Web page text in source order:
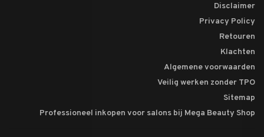
Disclaimer
Privacy Policy
Retouren
Klachten
Algemene voorwaarden
Veilig werken zonder TPO
Sitemap
Professioneel inkopen voor salons bij Mega Beauty Shop